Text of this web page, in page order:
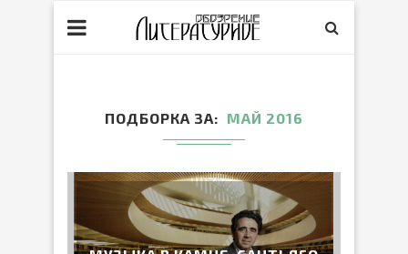
ПОДБОРКА ЗА МАЙ 2016